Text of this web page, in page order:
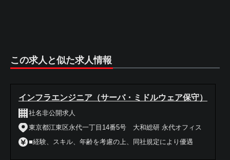
この求人と似た求人情報
インフラエンジニア（サーバ・ミドルウェア保守）
社名非公開求人
東京都江東区永代一丁目14番5号 大和総研 永代オフィス
■経験、スキル、年齢を考慮の上、同社規定により優遇